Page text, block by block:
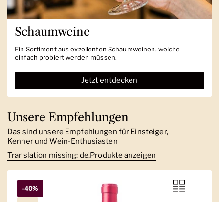
Schaumweine
Ein Sortiment aus exzellenten Schaumweinen, welche
einfach probiert werden müssen.
Jetzt entdecken
Unsere Empfehlungen
Das sind unsere Empfehlungen für Einsteiger,
Kenner und Wein-Enthusiasten
Translation missing: de.Produkte anzeigen
-40%